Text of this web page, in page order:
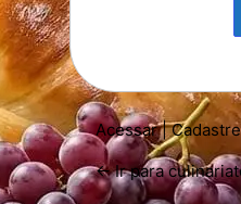
Acessar|
← Ir para